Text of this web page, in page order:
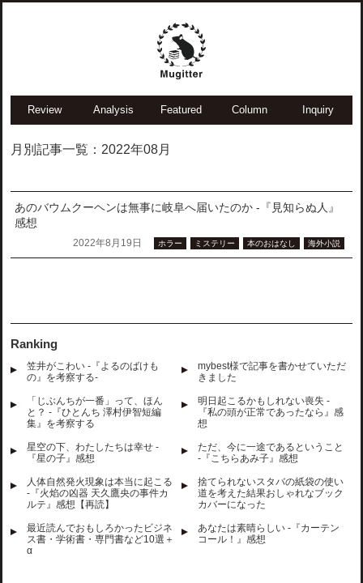
Review Analysis Featured Column Inquiry
月別記事一覧：2022年08月
あのバウムクーヘンは無事に岐阜へ届いたのか -『見知らぬ人』
感想
2022年8月19日 ホラー ミステリー 本のおはなし 海外小説
Ranking
笠井がこわい -『よるのばけも
の』を考察する-
mybest様で記事を書かせていただ
きました
「じぶんちが一番」って、ほん
と？ -『ひとんち 澤村伊智短編
集』を考察する
明日起こるかもしれない喪失 -
『私の頭が正常であったなら』感
想
星空の下、わたしたちは幸せ -
『星の子』感想
ただ、今に一途であるということ
-『こちらあみ子』感想
人体自然発火現象は本当に起こる
-『火焰の凶器 天久鷹央の事件カ
ルテ』感想【再読】
捨てられないスタバの紙袋の使い
道を考えた結果おしゃれなブック
カバーになった
最近読んでおもしろかったビジネ
ス書・学術書・専門書など10選＋
α
あなたは素晴らしい -『カーテン
コール！』感想